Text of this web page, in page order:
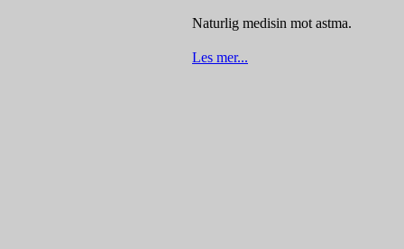
Naturlig medisin mot astma.
Les mer...